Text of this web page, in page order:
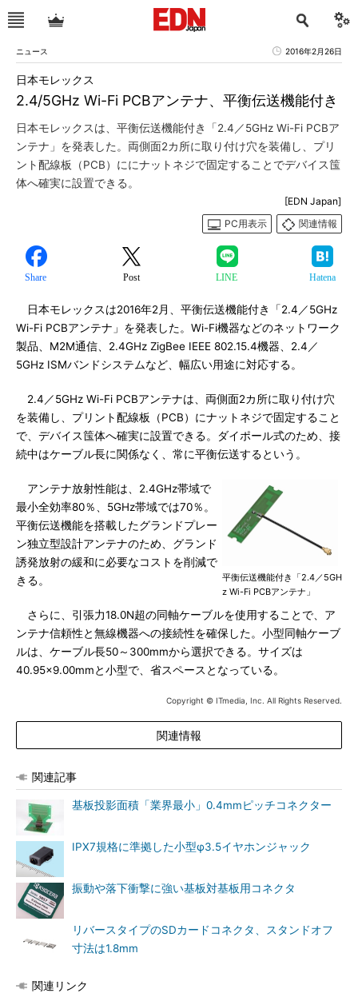
ニュース 2016年2月26日
2.4/5GHz Wi-Fi PCBアンテナ、平衡伝送機能付き
日本モレックス
日本モレックスは、平衡伝送機能付き「2.4／5GHz Wi-Fi PCBア
ンテナ」を発表した。両側面2カ所に取り付け穴を装備し、プリ
ント配線板（PCB）ににナットネジで固定することでデバイス筺
体へ確実に設置できる。
[EDN Japan]
PC用表示
関連情報
Share Post LINE Hatena
日本モレックスは2016年2月、平衡伝送機能付き「2.4／5GHz
Wi-Fi PCBアンテナ」を発表した。Wi-Fi機器などのネットワーク
製品、M2M通信、2.4GHz ZigBee IEEE 802.15.4機器、2.4／
5GHz ISMバンドシステムなど、幅広い用途に対応する。
2.4／5GHz Wi-Fi PCBアンテナは、両側面2カ所に取り付け穴
を装備し、プリント配線板（PCB）にナットネジで固定すること
で、デバイス筺体へ確実に設置できる。ダイポール式のため、接
続中はケーブル長に関係なく、常に平衡伝送するという。
平衡伝送機能付き「2.4／5GH
z Wi-Fi PCBアンテナ」
アンテナ放射性能は、2.4GHz帯域で
最小全効率80％、5GHz帯域では70％。
平衡伝送機能を搭載したグランドプレー
ン独立型設計アンテナのため、グランド
誘発放射の緩和に必要なコストを削減で
きる。
さらに、引張力18.0N超の同軸ケーブルを使用することで、ア
ンテナ信頼性と無線機器への接続性を確保した。小型同軸ケーブ
ルは、ケーブル長50～300mmから選択できる。サイズは
40.95×9.00mmと小型で、省スペースとなっている。
Copyright © ITmedia, Inc. All Rights Reserved.
関連情報
関連記事
基板投影面積「業界最小」0.4mmピッチコネクター
IPX7規格に準拠した小型φ3.5イヤホンジャック
振動や落下衝撃に強い基板対基板用コネクタ
リバースタイプのSDカードコネクタ、スタンドオフ
寸法は1.8mm
関連リンク